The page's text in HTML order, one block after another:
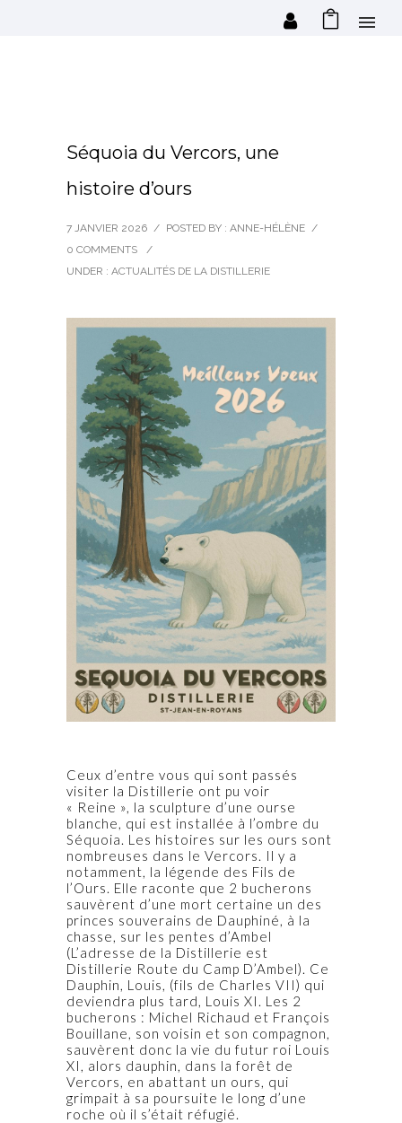
Séquoia du Vercors, une
histoire d’ours
7 JANVIER 2026 / POSTED BY : ANNE-HÉLÈNE /
0 COMMENTS
/
UNDER : ACTUALITÉS DE LA DISTILLERIE
Ceux d’entre vous qui sont passés
visiter la Distillerie ont pu voir
« Reine », la sculpture d’une ourse
blanche, qui est installée à l’ombre du
Séquoia. Les histoires sur les ours sont
nombreuses dans le Vercors. Il y a
notamment, la légende des Fils de
l’Ours. Elle raconte que 2 bucherons
sauvèrent d’une mort certaine un des
princes souverains de Dauphiné, à la
chasse, sur les pentes d’Ambel
(L’adresse de la Distillerie est
Distillerie Route du Camp D’Ambel). Ce
Dauphin, Louis, (fils de Charles VII) qui
deviendra plus tard, Louis XI. Les 2
bucherons : Michel Richaud et François
Bouillane, son voisin et son compagnon,
sauvèrent donc la vie du futur roi Louis
XI, alors dauphin, dans la forêt de
Vercors, en abattant un ours, qui
grimpait à sa poursuite le long d’une
roche où il s’était réfugié.